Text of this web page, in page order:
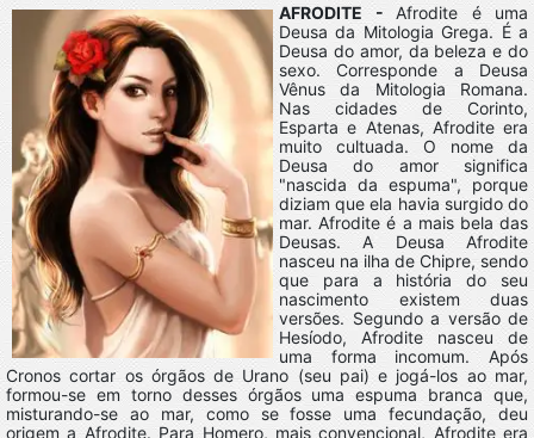
AFRODITE - Afrodite é uma
Deusa da Mitologia Grega. É a
Deusa do amor, da beleza e do
sexo. Corresponde a Deusa
Vênus da Mitologia Romana.
Nas cidades de Corinto,
Esparta e Atenas, Afrodite era
muito cultuada. O nome da
Deusa do amor significa
"nascida da espuma", porque
diziam que ela havia surgido do
mar. Afrodite é a mais bela das
Deusas. A Deusa Afrodite
nasceu na ilha de Chipre, sendo
que para a história do seu
nascimento existem duas
versões. Segundo a versão de
Hesíodo, Afrodite nasceu de
uma forma incomum. Após
Cronos cortar os órgãos de Urano (seu pai) e jogá-los ao mar,
formou-se em torno desses órgãos uma espuma branca que,
misturando-se ao mar, como se fosse uma fecundação, deu
origem a Afrodite. Para Homero, mais convencional, Afrodite era